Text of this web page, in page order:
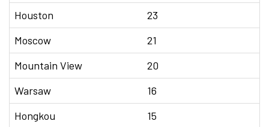
Houston
23
Moscow
21
Mountain View
20
Warsaw
16
Hongkou
15